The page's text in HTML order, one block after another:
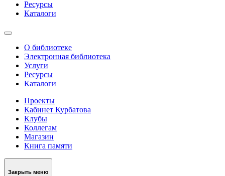
Ресурсы
Каталоги
О библиотеке
Электронная библиотека
Услуги
Ресурсы
Каталоги
Проекты
Кабинет Курбатова
Клубы
Коллегам
Магазин
Книга памяти
Закрыть меню